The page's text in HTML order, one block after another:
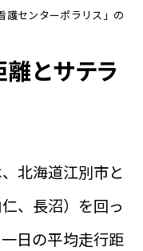
護センターポラリス」の
とサテラ
北海道江別市と
、長沼）を回っ
日の平均走行距